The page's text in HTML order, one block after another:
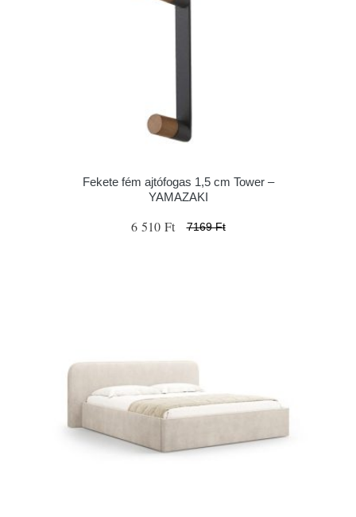
Fekete fém ajtófogas 1,5 cm Tower –
YAMAZAKI
6 510 Ft 7169 Ft